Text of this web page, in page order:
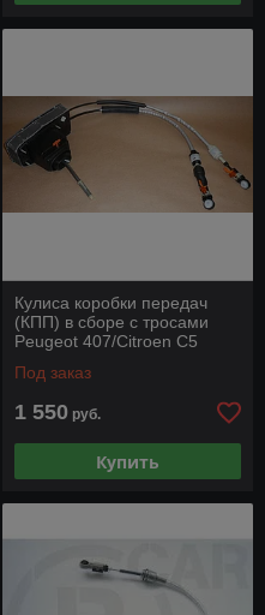
Кулиса коробки передач
(КПП) в сборе с тросами
Peugeot 407/Citroen C5
Под заказ
1 550 руб.
Купить